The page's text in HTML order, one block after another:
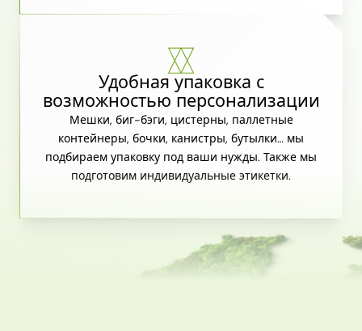
Удобная упаковка с
возможностью персонализации
Мешки, биг-бэги, цистерны, паллетные
контейнеры, бочки, канистры, бутылки… мы
подбираем упаковку под ваши нужды. Также мы
подготовим индивидуальные этикетки.